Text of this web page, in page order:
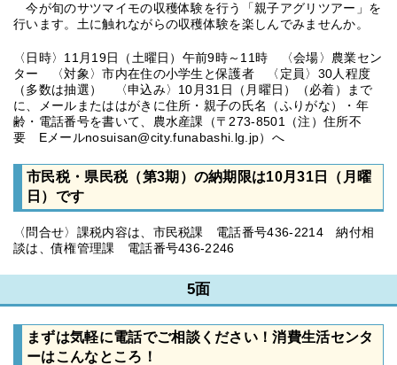
今が旬のサツマイモの収穫体験を行う「親子アグリツアー」を
行います。土に触れながらの収穫体験を楽しんでみませんか。
〈日時〉11月19日（土曜日）午前9時～11時 〈会場〉農業セン
ター 〈対象〉市内在住の小学生と保護者 〈定員〉30人程度
（多数は抽選） 〈申込み〉10月31日（月曜日）（必着）まで
に、メールまたははがきに住所・親子の氏名（ふりがな）・年
齢・電話番号を書いて、農水産課（〒273-8501（注）住所不
要 Eメールnosuisan@city.funabashi.lg.jp）へ
市民税・県民税（第3期）の納期限は10月31日（月曜
日）です
〈問合せ〉課税内容は、市民税課 電話番号436-2214 納付相
談は、債権管理課 電話番号436-2246
5面
まずは気軽に電話でご相談ください！消費生活センタ
ーはこんなところ！